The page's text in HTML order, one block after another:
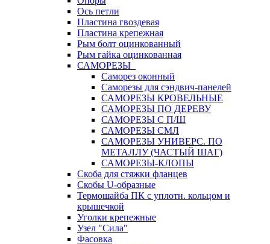
Ось петли
Пластина гвоздевая
Пластина крепежная
Рым болт оцинкованный
Рым гайка оцинкованная
САМОРЕЗЫ
Саморез оконный
Саморезы для сэндвич-панелей
САМОРЕЗЫ КРОВЕЛЬНЫЕ
САМОРЕЗЫ ПО ДЕРЕВУ
САМОРЕЗЫ С П/Ш
САМОРЕЗЫ СМЛ
САМОРЕЗЫ УНИВЕРС. ПО
МЕТАЛЛУ (ЧАСТЫЙ ШАГ)
САМОРЕЗЫ-КЛОПЫ
Скоба для стяжки фланцев
Скобы U-образные
Термошайба ПК с уплотн. кольцом и
крышечкой
Уголки крепежные
Узел "Сила"
Фасовка